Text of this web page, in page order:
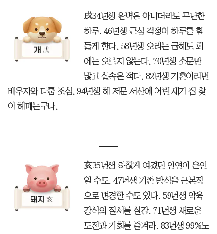
戌34년생 완벽은 아니더라도 무난한
하루. 46년생 근심 걱정이 하루를 힘
들게 한다. 58년생 오리는 급해도 홰
에는 오르지 않는다. 70년생 소문만
많고 실속은 적다. 82년생 기혼이라면
배우자와 다툼 조심. 94년생 해 저문 서산에 어린 새가 집 찾
아 헤매는구나.
亥35년생 하찮게 여겼던 인연이 은인
일 수도. 47년생 기존 방식을 근본적
으로 변경할 수도 있다. 59년생 약육
강식의 질서를 실감. 71년생 새로운
도전과 기회를 즐겨라. 83년생 99%노